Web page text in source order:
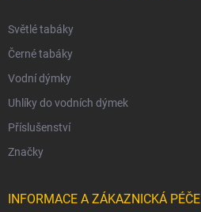
Světlé tabáky
Černé tabáky
Vodní dýmky
Uhlíky do vodních dýmek
Příslušenství
Značky
INFORMACE A ZÁKAZNICKÁ PÉČE